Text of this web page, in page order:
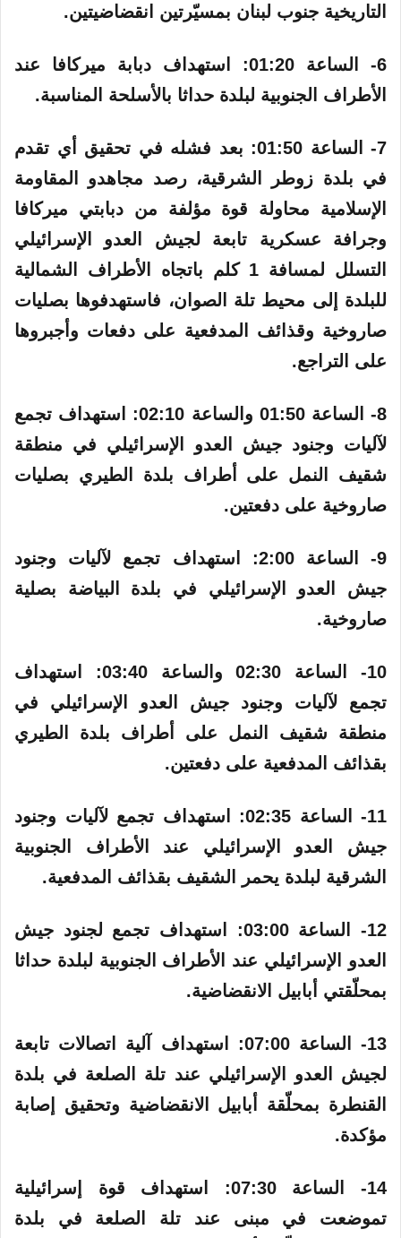
التاريخية جنوب لبنان بمسيّرتين انقضاضيتين.
6- الساعة 01:20:‏ استهداف دبابة ميركافا عند
الأطراف الجنوبية لبلدة حداثا بالأسلحة المناسبة.
7- الساعة 01:50: بعد فشله في تحقيق أي تقدم
في بلدة زوطر الشرقية، رصد مجاهدو المقاومة
الإسلامية محاولة قوة مؤلفة من دبابتي ميركافا
وجرافة عسكرية تابعة لجيش العدو الإسرائيلي
التسلل لمسافة 1 كلم باتجاه الأطراف الشمالية
للبلدة إلى محيط تلة الصوان، فاستهدفوها بصليات
صاروخية وقذائف المدفعية على دفعات وأجبروها
على التراجع.
8- الساعة 01:50 والساعة 02:10:‏ استهداف تجمع
لآليات وجنود جيش العدو الإسرائيلي في منطقة
شقيف النمل على أطراف بلدة الطيري بصليات
صاروخية على دفعتين.
9- الساعة 2:00:‏ استهداف تجمع لآليات وجنود
جيش العدو الإسرائيلي في بلدة البياضة بصلية
صاروخية.
10- الساعة 02:30 والساعة 03:40: استهداف
تجمع لآليات وجنود جيش العدو الإسرائيلي في
منطقة شقيف النمل على أطراف بلدة الطيري
بقذائف المدفعية على دفعتين.
11- الساعة 02:35: استهداف تجمع لآليات وجنود
جيش العدو الإسرائيلي عند الأطراف الجنوبية
الشرقية لبلدة يحمر الشقيف بقذائف المدفعية.
12- الساعة 03:00:‏ استهداف تجمع لجنود جيش
العدو الإسرائيلي عند الأطراف الجنوبية لبلدة حداثا
بمحلّقتي أبابيل الانقضاضية.
13- الساعة 07:00:‏ استهداف آلية اتصالات تابعة
لجيش العدو الإسرائيلي عند تلة الصلعة في بلدة
القنطرة بمحلّقة أبابيل الانقضاضية وتحقيق إصابة
مؤكدة.
14- الساعة 07:30:‏ استهداف قوة إسرائيلية
تموضعت في مبنى عند تلة الصلعة في بلدة